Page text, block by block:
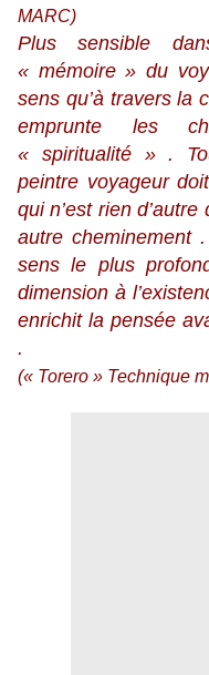
MARC)
Plus sensible
« mémoire » du
sens qu’à travers la
emprunte les
« spiritualité » .
peintre voyageur
qui n’est rien
autre cheminement
sens le plus
dimension à
enrichit la pensée
.
(« Torero » Technique